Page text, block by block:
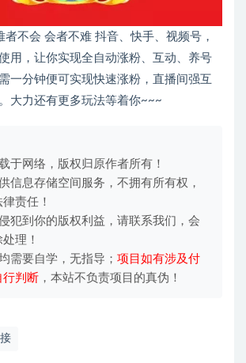
不会 会者不难 抖音、快手、视频号，
用，让你实现全自动涨粉、互动、养号
一分钟便可实现快速涨粉，直播间强互
大力还有更多玩法等着你~~~
于网络，版权归原作者所有！
信息存储空间服务，不拥有所有权，
责任！
犯到你的版权利益，请联系我们，会
理！
需要自学，无指导； 项目如有涉及付
行判断 ，本站不负责项目的真伪！